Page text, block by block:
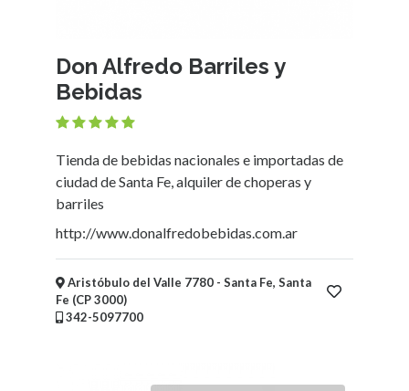
Don Alfredo Barriles y
Bebidas
Tienda de bebidas nacionales e importadas de
ciudad de Santa Fe, alquiler de choperas y
barriles
http://www.donalfredobebidas.com.ar
Aristóbulo del Valle 7780 - Santa Fe, Santa
Fe (CP 3000)
342-5097700